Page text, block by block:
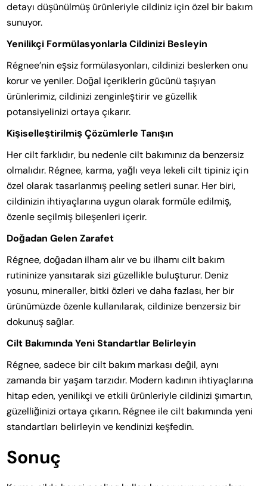
detayı düşünülmüş ürünleriyle cildiniz için özel bir bakım
sunuyor.
Yenilikçi Formülasyonlarla Cildinizi Besleyin
Régnee’nin eşsiz formülasyonları, cildinizi beslerken onu
korur ve yeniler. Doğal içeriklerin gücünü taşıyan
ürünlerimiz, cildinizi zenginleştirir ve güzellik
potansiyelinizi ortaya çıkarır.
Kişiselleştirilmiş Çözümlerle Tanışın
Her cilt farklıdır, bu nedenle cilt bakımınız da benzersiz
olmalıdır. Régnee, karma, yağlı veya lekeli cilt tipiniz için
özel olarak tasarlanmış peeling setleri sunar. Her biri,
cildinizin ihtiyaçlarına uygun olarak formüle edilmiş,
özenle seçilmiş bileşenleri içerir.
Doğadan Gelen Zarafet
Régnee, doğadan ilham alır ve bu ilhamı cilt bakım
rutininize yansıtarak sizi güzellikle buluşturur. Deniz
yosunu, mineraller, bitki özleri ve daha fazlası, her bir
ürünümüzde özenle kullanılarak, cildinize benzersiz bir
dokunuş sağlar.
Cilt Bakımında Yeni Standartlar Belirleyin
Régnee, sadece bir cilt bakım markası değil, aynı
zamanda bir yaşam tarzıdır. Modern kadının ihtiyaçlarına
hitap eden, yenilikçi ve etkili ürünleriyle cildinizi şımartın,
güzelliğinizi ortaya çıkarın. Régnee ile cilt bakımında yeni
standartları belirleyin ve kendinizi keşfedin.
Sonuç